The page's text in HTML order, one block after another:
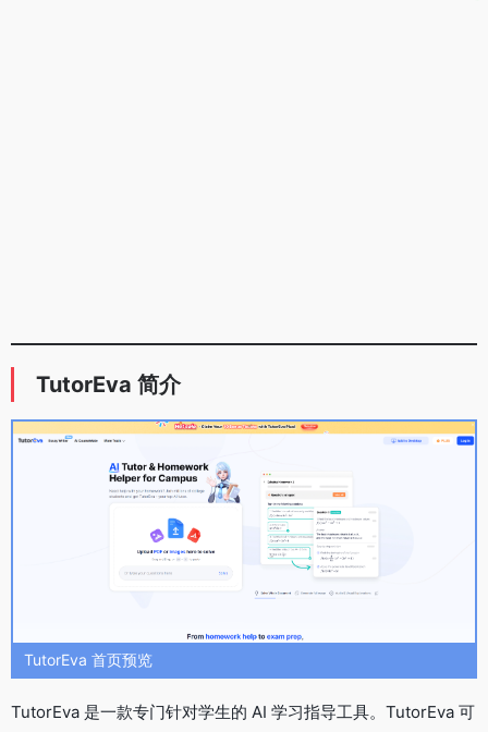
TutorEva 简介
TutorEva 首页预览
TutorEva 是一款专门针对学生的 AI 学习指导工具。TutorEva 可